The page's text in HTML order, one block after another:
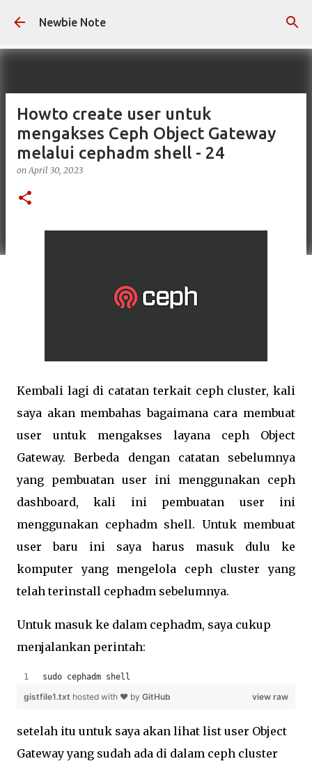
Skip to main content
Newbie Note
Howto create user untuk
mengakses Ceph Object Gateway
melalui cephadm shell - 24
onApril 30, 2023
Kembali lagi di catatan terkait ceph cluster, kali
saya akan membahas bagaimana cara membuat
user untuk mengakses layana ceph Object
Gateway. Berbeda dengan catatan sebelumnya
yang pembuatan user ini menggunakan ceph
dashboard, kali ini pembuatan user ini
menggunakan cephadm shell. Untuk membuat
user baru ini saya harus masuk dulu ke
komputer yang mengelola ceph cluster yang
telah terinstall cephadm sebelumnya.
Untuk masuk ke dalam cephadm, saya cukup
menjalankan perintah:
sudo cephadm shell
view raw
gistfile1.txt hosted with ❤ by GitHub
setelah itu untuk saya akan lihat list user Object
Gateway yang sudah ada di dalam ceph cluster